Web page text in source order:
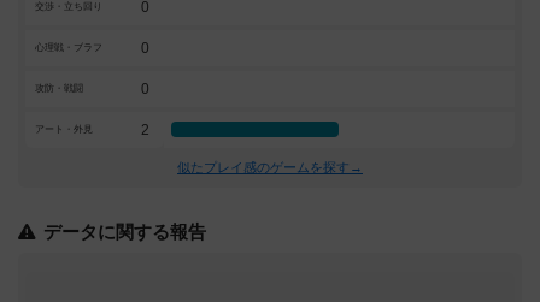
交渉・立ち回り 0
心理戦・ブラフ 0
攻防・戦闘 0
アート・外見 2
似たプレイ感のゲームを探す→
データに関する報告